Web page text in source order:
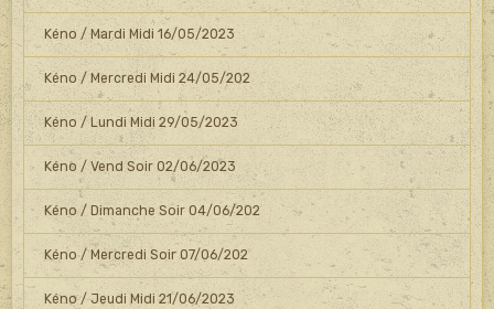
Kéno / Mardi Midi 16/05/2023
Kéno / Mercredi Midi 24/05/202
Kéno / Lundi Midi 29/05/2023
Kéno / Vend Soir 02/06/2023
Kéno / Dimanche Soir 04/06/202
Kéno / Mercredi Soir 07/06/202
Kéno / Jeudi Midi 21/06/2023